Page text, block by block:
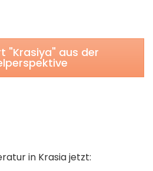
"Krasiya" aus der
in Krasia jetzt: